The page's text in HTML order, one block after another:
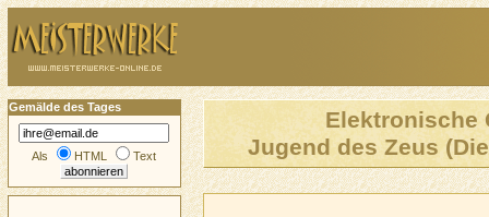
Elektronische
Jugend des Zeus
Gemälde des Tages
Als HTML Text